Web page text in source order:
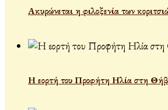
Ακυρώνεται η φιλοξενία των
Η εορτή του Προφήτη Ηλία στη